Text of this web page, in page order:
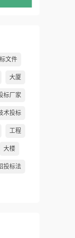
文件
大厦
标厂家
术投标
工程
大楼
投标法